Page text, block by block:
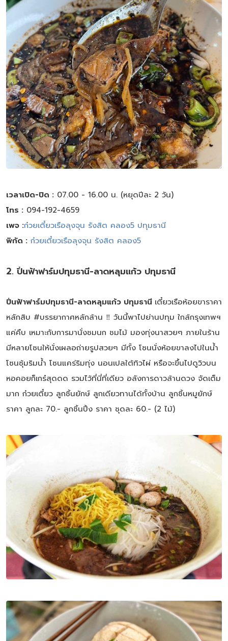
เวลาเปิด-ปิด : 07.00 - 16.00 น. (หยุดปีละ 2 วัน)
โทร : 094-192-4659
เพจ :ก๋วยเตี๋ยวเรือลุงจุน รังสิต คลอง5 ปทุมธานี
พิกัด : ก๋วยเตี๋ยวเรือลุงจุน รังสิต คลอง5
2. ปิ่นฟ้าฟาร์มปทุมธานี-ลาดหลุมแก้ว ปทุมธานี
ปิ่นฟ้าฟาร์มปทุมธานี-ลาดหลุมแก้ว ปทุมธานี เตี๋ยวเรือห้อยขาราคา
หลักสิบ #บรรยากาศหลักล้าน ‼️ วันนี้พาไปย่านปทุม ใกล้กรุงเทพฯ
แค่คืบ เหมาะกับการมานั่งชมนก ชมไม้ มองทุ่งนาสวยๆ ภายในร้าน
มีหลายโซนให้นั่งเผลอถ่ายรูปสวยๆ มีทั้ง โซนนั่งห้อยขาลงไปในน้ำ
โซนซุ้มริมน้ำ โซนแคร่ริมทุ่ง นอนเปลใต้ทิวไผ่ หรือจะขึ้นไปดูวิวบน
หอคอยก็เกร๋สุดดด รวมไว้ที่นี่ที่เดียว อลังการดาวล้านดวง จัดเต็ม
มาก ก๋วยเตี๋ยว ลูกชิ้นยักษ์ ลูกเดียวทานได้ทั้งบ้าน ลูกชิ้นหมูยักษ์
ราคา ลูกละ 70.- ลูกชิ้นปิ้ง ราคา ชุดละ 60.- (2 ไม้)